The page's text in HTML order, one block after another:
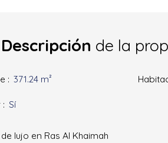
Descripción de la
: 371.24 m²
: Sí
lujo en Ras Al Khaimah